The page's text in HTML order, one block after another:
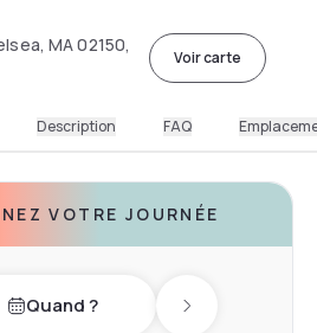
MA 02150,
Voir carte
Description FAQ
VOTRE JOURNÉE
Quand ? Next day